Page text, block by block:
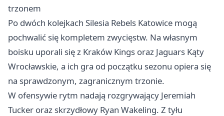
trzonem
Po dwóch kolejkach Silesia Rebels Katowice mogą
pochwalić się kompletem zwycięstw. Na własnym
boisku uporali się z Kraków Kings oraz Jaguars Kąty
Wrocławskie, a ich gra od początku sezonu opiera się
na sprawdzonym, zagranicznym trzonie.
W ofensywie rytm nadają rozgrywający Jeremiah
Tucker oraz skrzydłowy Ryan Wakeling. Z tyłu